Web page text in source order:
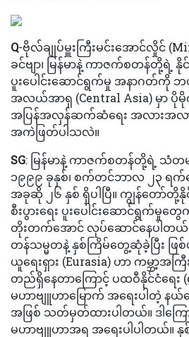
Q-ဗိုလ်ချုပ်မှူးကြီးမင်းအောင်လှိုင်
ခင်ဗျာ၊ မြန်မာနဲ့ ကာဇက်စတန်တို့ရဲ့ နိုင်
ပူးပေါင်းဆောင်ရွက်မှု အနာဂတ်ကို
အလယ်အာရှ (Central Asia) မှာ ပို
အပြန်အလှန်ဆက်ဆံရေး အလားအ
အကဲဖြတ်ပါသလဲ။
SG: မြန်မာနဲ့ ကာဇက်စတန်တို့ရဲ့ သံ
၁၉၉၉ ခုနှစ်၊ စက်တင်ဘာလ ၂၃ ရက်
အခုဆို ၂၆ နှစ် ရှိပါပြီ။ ကျွန်တော်တို့
စီးပွားရေး ပူးပေါင်းဆောင်ရွက်မှုတွေ
တိုးတက်အောင် လုပ်ဆောင်နေပါတယ်
တန်သမ္မတနဲ့ နှစ်ကြိမ်တွေ့ဆုံခဲ့ပြီး ဖ
ယူရေးရှား (Eurasia) ဟာ ကမ္ဘာ့အ
တည်ရှိနေတာကြောင့် ပထဝီနိုင်ငံရေး
မဟာဗျူဟာမြောက် အရေးပါတဲ့ နယ်မ
အဖြစ် သတ်မှတ်ထားပါတယ်။ ဒါကြ
မဟာဗျူဟာအရ အရေးပါပါတယ်။